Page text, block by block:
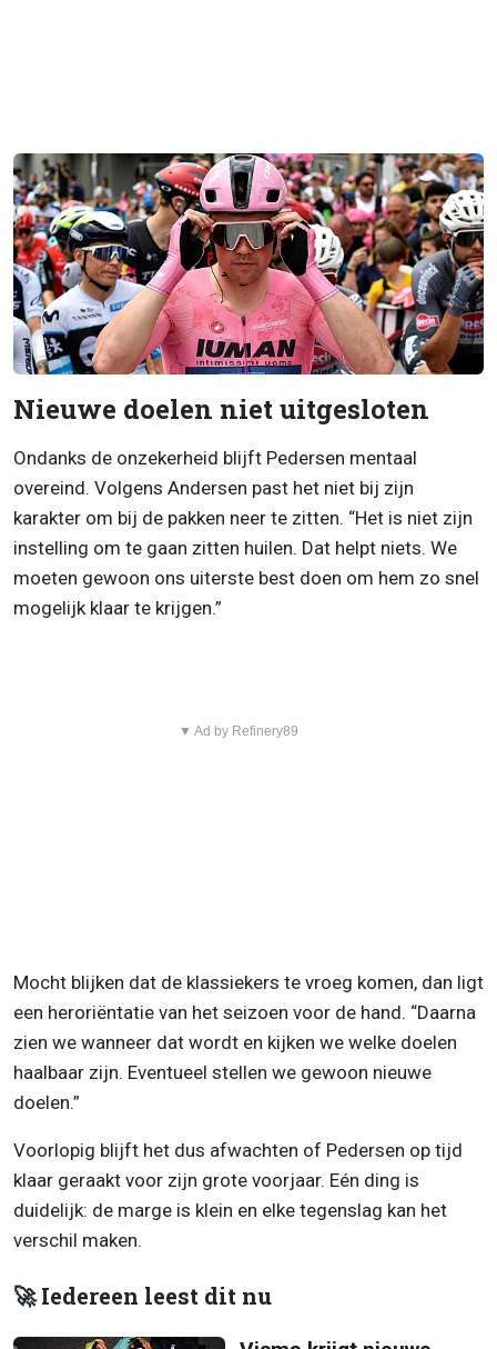
Nieuwe doelen niet uitgesloten
Ondanks de onzekerheid blijft Pedersen mentaal
overeind. Volgens Andersen past het niet bij zijn
karakter om bij de pakken neer te zitten. “Het is niet zijn
instelling om te gaan zitten huilen. Dat helpt niets. We
moeten gewoon ons uiterste best doen om hem zo snel
mogelijk klaar te krijgen.”
▼ Ad by Refinery89
Mocht blijken dat de klassiekers te vroeg komen, dan ligt
een heroriëntatie van het seizoen voor de hand. “Daarna
zien we wanneer dat wordt en kijken we welke doelen
haalbaar zijn. Eventueel stellen we gewoon nieuwe
doelen.”
Voorlopig blijft het dus afwachten of Pedersen op tijd
klaar geraakt voor zijn grote voorjaar. Eén ding is
duidelijk: de marge is klein en elke tegenslag kan het
verschil maken.
🚀 Iedereen leest dit nu